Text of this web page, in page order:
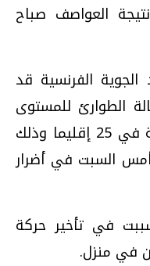
العواصف صباح
الجوية الفرنسية قد
الطوارئ للمستوى
البرتقالي ،والتي كانت مفروضة في 25 إقليما وذلك
السبت في أضرار
في تأخير حركة
في منزل.